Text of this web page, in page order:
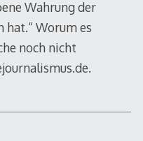
Wahrung der
hat.“ Worum es
noch nicht